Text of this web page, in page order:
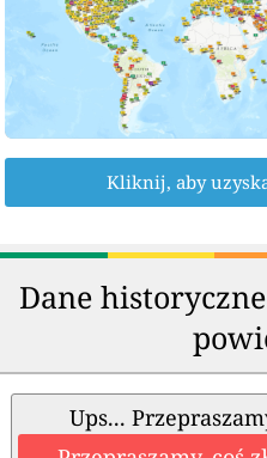
Kliknij, aby
Dane
Ups...